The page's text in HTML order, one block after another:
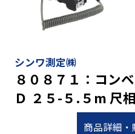
シンワ測定㈱
８０８７１：コン
Ｄ ２５-５.５m 尺
商品詳細